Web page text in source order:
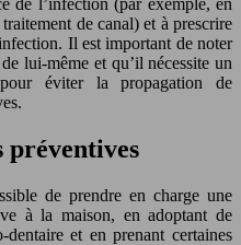
de canal) et à prescrire
Il est important de noter
lui-même et qu’il nécessite un
éviter la propagation de
préventives
de prendre en charge une
à la maison, en adoptant de
dentaire et en prenant certaines